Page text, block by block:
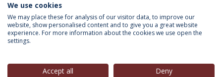
INFORMAÇÃO PARA
We use cookies
We may place these for analysis of our visitor data, to improve our
website, show personalised content and to give you a great website
experience. For more information about the cookies we use open the
settings.
Accept all Deny